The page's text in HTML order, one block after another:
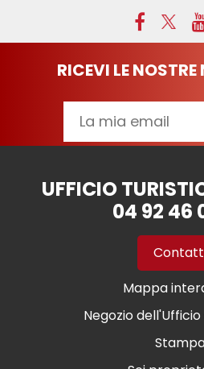
RICEVI LE NOSTRE
UFFICIO
04 92 46
Mappa
Negozio